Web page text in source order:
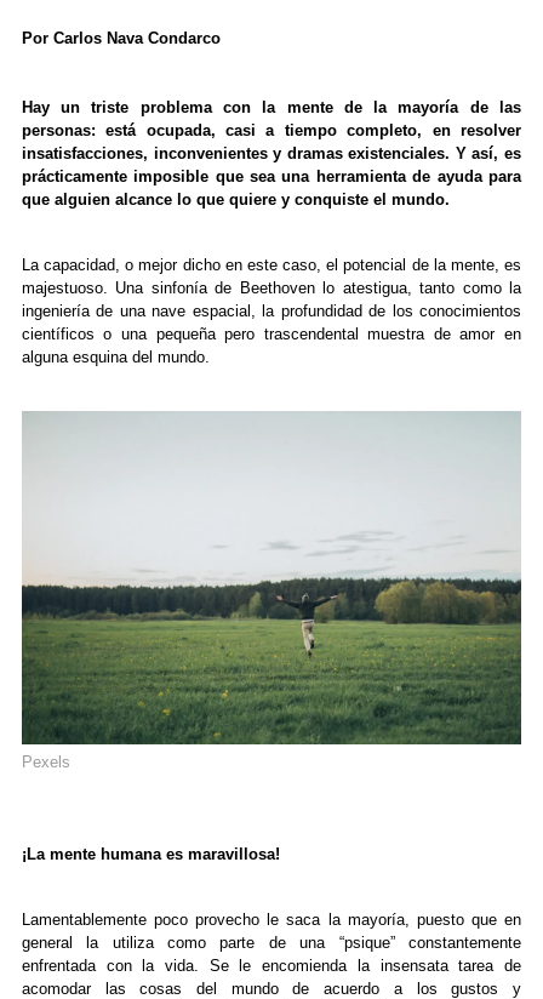
Por Carlos Nava Condarco
Hay un triste problema con la mente de la mayoría de las
personas: está ocupada, casi a tiempo completo, en resolver
insatisfacciones, inconvenientes y dramas existenciales. Y así, es
prácticamente imposible que sea una herramienta de ayuda para
que alguien alcance lo que quiere y conquiste el mundo.
La capacidad, o mejor dicho en este caso, el potencial de la mente, es
majestuoso. Una sinfonía de Beethoven lo atestigua, tanto como la
ingeniería de una nave espacial, la profundidad de los conocimientos
científicos o una pequeña pero trascendental muestra de amor en
alguna esquina del mundo.
Pexels
¡La mente humana es maravillosa!
Lamentablemente poco provecho le saca la mayoría, puesto que en
general la utiliza como parte de una “psique” constantemente
enfrentada con la vida. Se le encomienda la insensata tarea de
acomodar las cosas del mundo de acuerdo a los gustos y